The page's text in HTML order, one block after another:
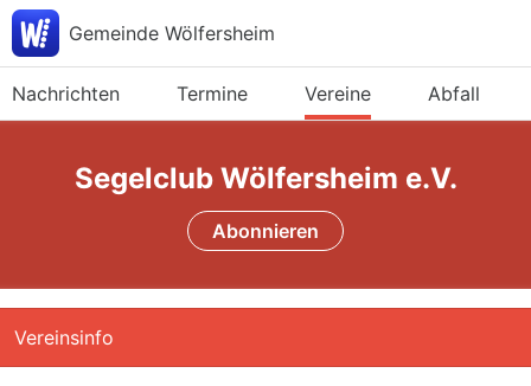
Gemeinde Wölfersheim
Nachrichten Termine Vereine Abfall
Segelclub Wölfersheim e.V.
Abonnieren
Vereinsinfo